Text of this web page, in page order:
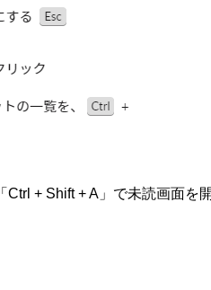
+ Shift + A」で未読画面を